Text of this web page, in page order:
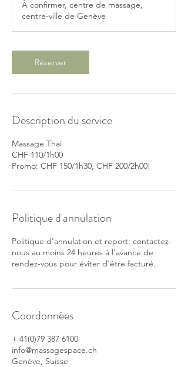
À confirmer, centre de massage,
centre-ville de Genève
Réserver
Description du service
Massage Thai
CHF 110/1h00
Promo: CHF 150/1h30, CHF 200/2h00!
Politique d'annulation
Politique d'annulation et report: contactez-
nous au moins 24 heures à l'avance de
rendez-vous pour éviter d'être facturé.
Coordonnées
+ 41(0)79 387 6100
info@massagespace.ch
Genève, Suisse